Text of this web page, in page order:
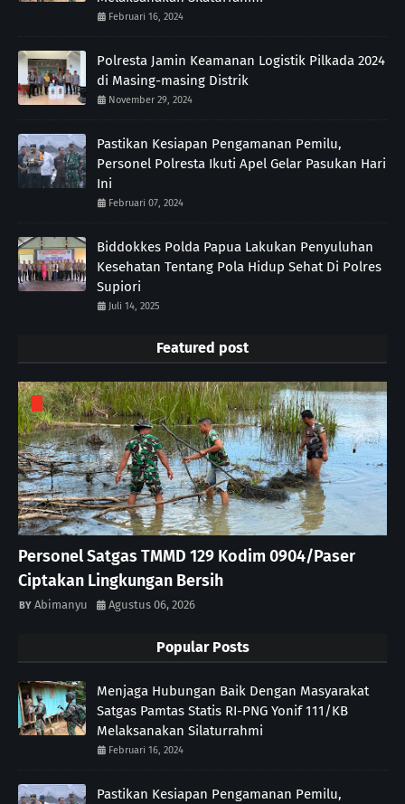
Februari 16, 2024
Polresta Jamin Keamanan Logistik Pilkada 2024
di Masing-masing Distrik
November 29, 2024
Pastikan Kesiapan Pengamanan Pemilu,
Personel Polresta Ikuti Apel Gelar Pasukan Hari
Ini
Februari 07, 2024
Biddokkes Polda Papua Lakukan Penyuluhan
Kesehatan Tentang Pola Hidup Sehat Di Polres
Supiori
Juli 14, 2025
Featured post
Personel Satgas TMMD 129 Kodim 0904/Paser
Ciptakan Lingkungan Bersih
Abimanyu Agustus 06, 2026
Popular Posts
Menjaga Hubungan Baik Dengan Masyarakat
Satgas Pamtas Statis RI-PNG Yonif 111/KB
Melaksanakan Silaturrahmi
Februari 16, 2024
Pastikan Kesiapan Pengamanan Pemilu,